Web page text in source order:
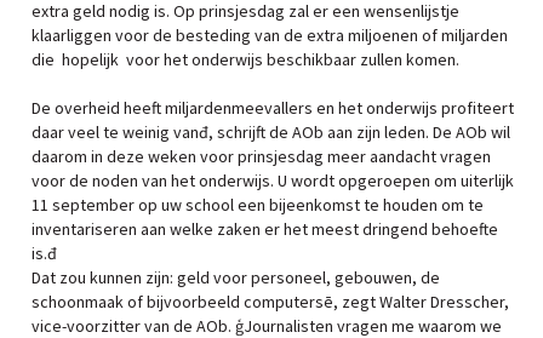
extra geld nodig is. Op prinsjesdag zal er een wensenlijstje
klaarliggen voor de besteding van de extra miljoenen of miljarden
die ­ hopelijk ­ voor het onderwijs beschikbaar zullen komen.
De overheid heeft miljardenmeevallers en het onderwijs profiteert
daar veel te weinig vanđ, schrijft de AOb aan zijn leden. De AOb wil
daarom in deze weken voor prinsjesdag meer aandacht vragen
voor de noden van het onderwijs. U wordt opgeroepen om uiterlijk
11 september op uw school een bijeenkomst te houden om te
inventariseren aan welke zaken er het meest dringend behoefte
is.đ
Dat zou kunnen zijn: geld voor personeel, gebouwen, de
schoonmaak of bijvoorbeeld computersē, zegt Walter Dresscher,
vice-voorzitter van de AOb. ģJournalisten vragen me waarom we